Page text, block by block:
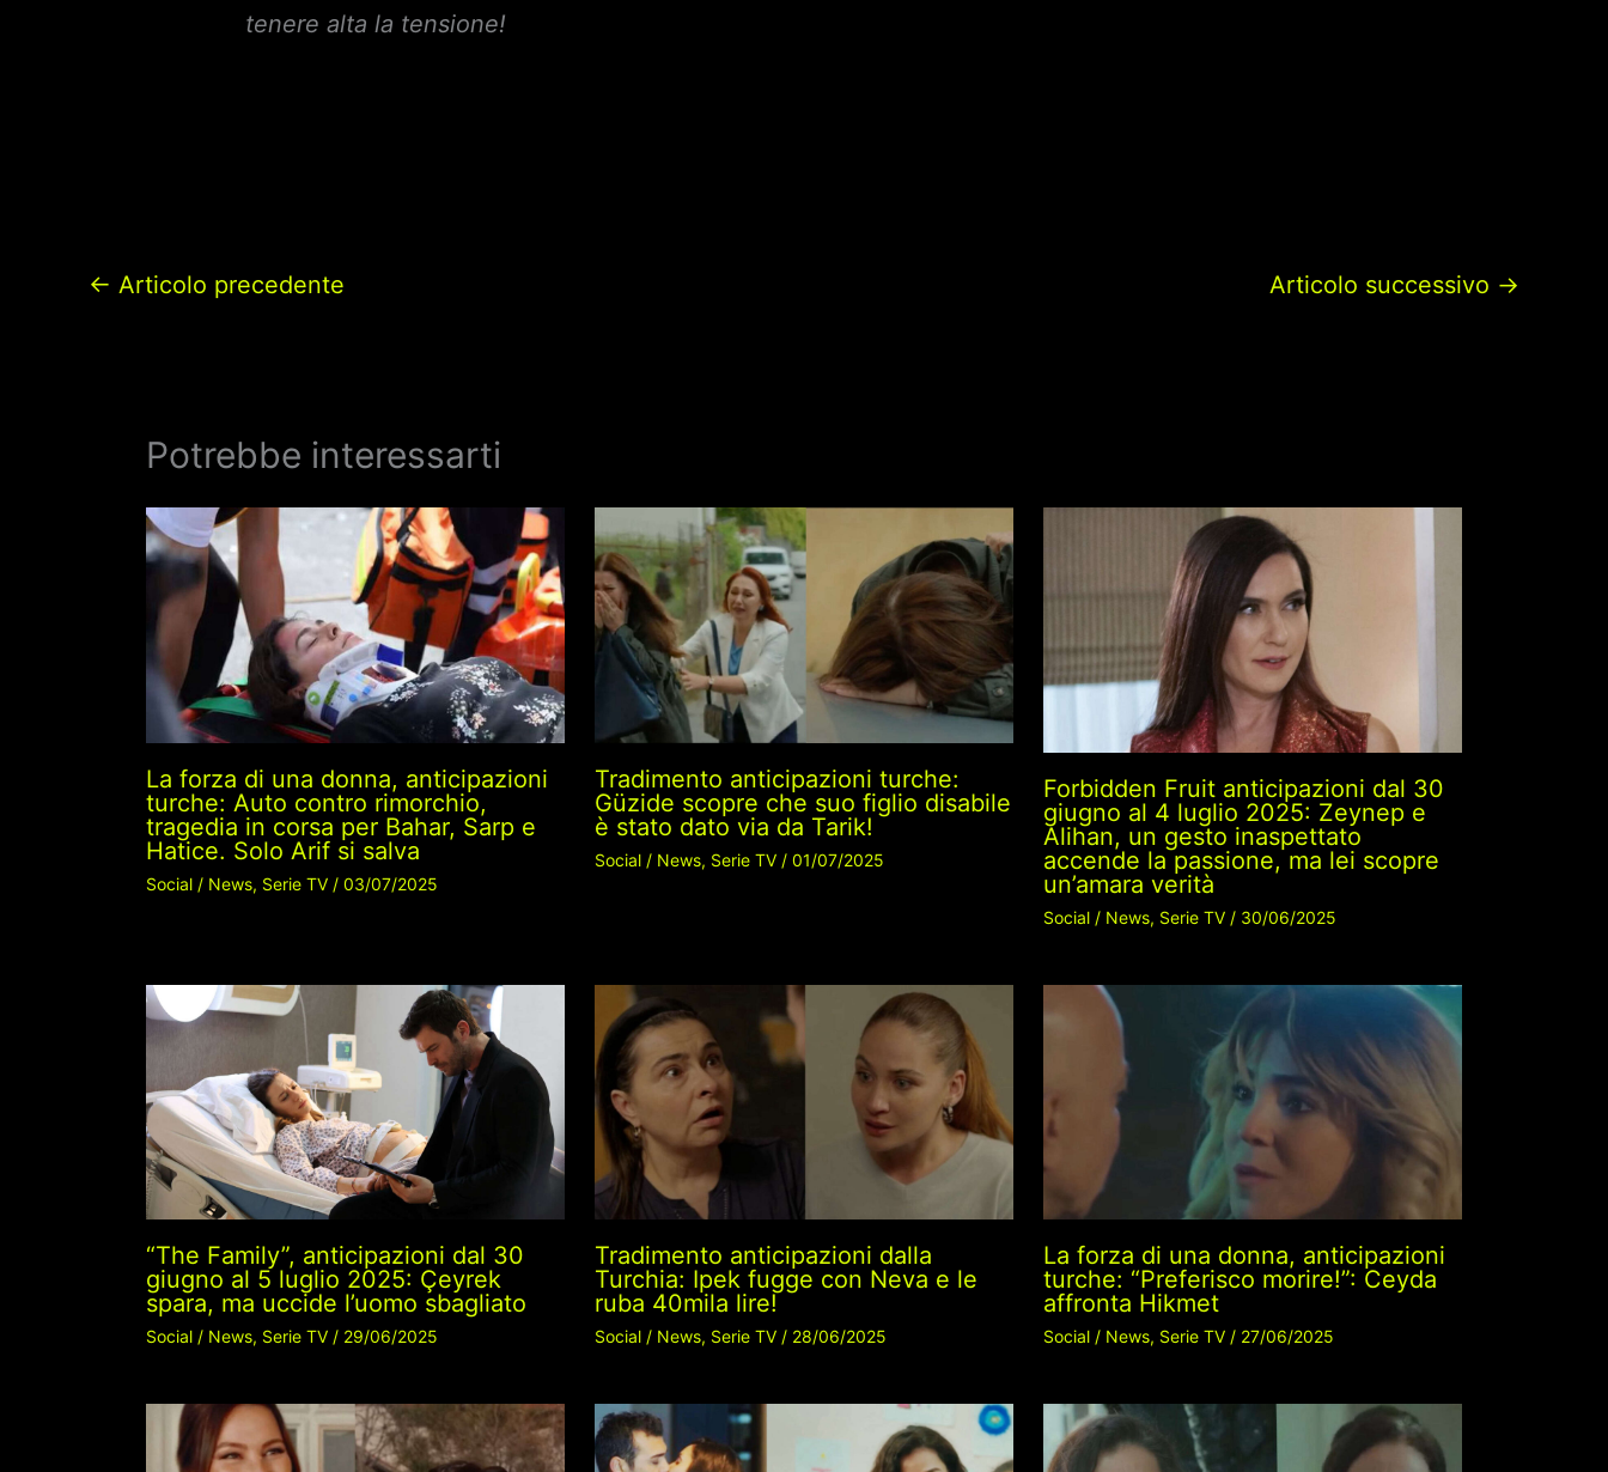
tenere alta la tensione!
← Articolo precedente Articolo successivo →
Potrebbe interessarti
La forza di una donna, anticipazioni
turche: Auto contro rimorchio,
tragedia in corsa per Bahar, Sarp e
Hatice. Solo Arif si salva
Social / News, Serie TV / 03/07/2025
Tradimento anticipazioni turche:
Güzide scopre che suo figlio disabile
è stato dato via da Tarik!
Social / News, Serie TV / 01/07/2025
Forbidden Fruit anticipazioni dal 30
giugno al 4 luglio 2025: Zeynep e
Alihan, un gesto inaspettato
accende la passione, ma lei scopre
un’amara verità
Social / News, Serie TV / 30/06/2025
“The Family”, anticipazioni dal 30
giugno al 5 luglio 2025: Çeyrek
spara, ma uccide l’uomo sbagliato
Social / News, Serie TV / 29/06/2025
Tradimento anticipazioni dalla
Turchia: Ipek fugge con Neva e le
ruba 40mila lire!
Social / News, Serie TV / 28/06/2025
La forza di una donna, anticipazioni
turche: “Preferisco morire!”: Ceyda
affronta Hikmet
Social / News, Serie TV / 27/06/2025